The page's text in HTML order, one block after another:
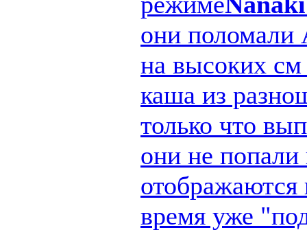
они поломали
на высоких
каша из
только что
они не попали
время уже